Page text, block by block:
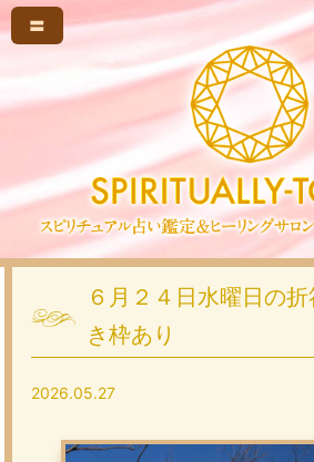
〓
６月２４日水曜日の
き枠あり
2026.05.27